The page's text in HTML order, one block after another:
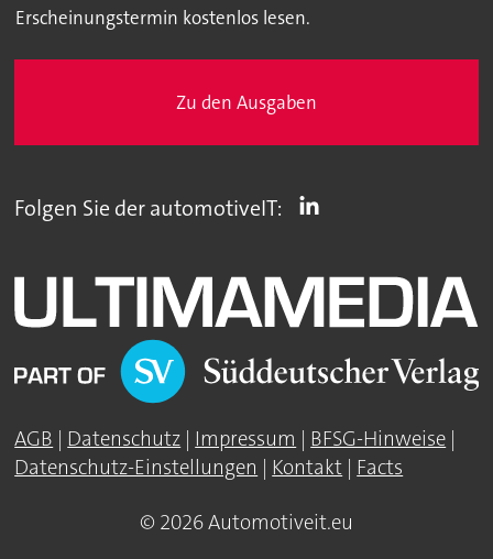
Erscheinungstermin kostenlos lesen.
Zu den Ausgaben
Folgen Sie der automotiveIT:
AGB | Datenschutz | Impressum | BFSG-Hinweise |
Datenschutz-Einstellungen | Kontakt | Facts
© 2026 Automotiveit.eu